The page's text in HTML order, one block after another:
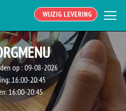
WIJZIG LEVERING
op : 09-08-2026
16:00-20:45
16:00-20:45